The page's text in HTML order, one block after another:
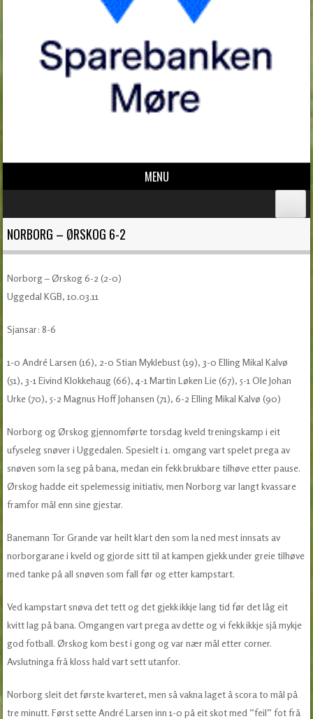
MENU
NORBORG – ØRSKOG 6-2
Norborg – Ørskog 6-2 (2-0)
Uggedal KGB, 10.03.11
Sjansar: 8-6
1-0 André Larsen (16), 2-0 Stian Myklebust (19), 3-0 Elling Mikal Kalvø
(51), 3-1 Eivind Klokkehaug (66), 4-1 Martin Løken Lie (67), 5-1 Ole Johan
Urke (70), 5-2 Magnus Hoff Johansen (71), 6-2 Elling Mikal Kalvø (90)
Norborg og Ørskog gjennomførte torsdag kveld treningskamp i eit
ufyseleg snøver i Uggedalen. Spesielt i 1. omgang vart spelet prega av
snøven som la seg på bana, medan ein fekk brukbare tilhøve etter pause.
Ørskog hadde eit spelemessig initiativ, men Norborg var langt kvassare
framfor mål enn sine gjestar.
Banemann Tor Grande var heilt klart den som la ned mest innsats av
norborgarane i kveld og gjorde sitt til at kampen gjekk under greie tilhøve
med tanke på all snøven som fall før og etter kampstart.
Ved kampstart snøva det tett og det gjekk ikkje lang tid før det låg eit
kvitt lag på bana. Omgangen vart prega av dette og vi fekk ikkje sjå mykje
god fotball. Ørskog kom best i gong og var nær mål etter corner.
Avslutninga frå kloss hald vart sett utanfor.
Norborg sleit det første kvarteret, men så vakna laget å scora to mål på
tre minutt. Først sette André Larsen inn 1-0 på eit skot med “feil” fot frå